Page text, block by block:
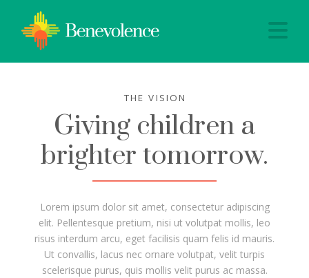
THE VISION
Giving children a
brighter tomorrow.
Lorem ipsum dolor sit amet, consectetur adipiscing
elit. Pellentesque pretium, nisi ut volutpat mollis, leo
risus interdum arcu, eget facilisis quam felis id mauris.
Ut convallis, lacus nec ornare volutpat, velit turpis
scelerisque purus, quis mollis velit purus ac massa.